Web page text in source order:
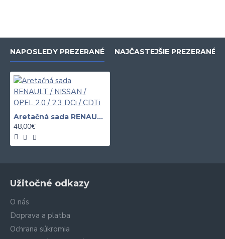
NAPOSLEDY PREZERANÉ NAJČASTEJŠIE PREZERANÉ
Aretačná sada RENAULT / NISSAN / OPEL 2.0 / 2.3 DCi / CDTi
48,00€
Užitočné odkazy
O nás
Doprava a platba
Ochrana súkromia